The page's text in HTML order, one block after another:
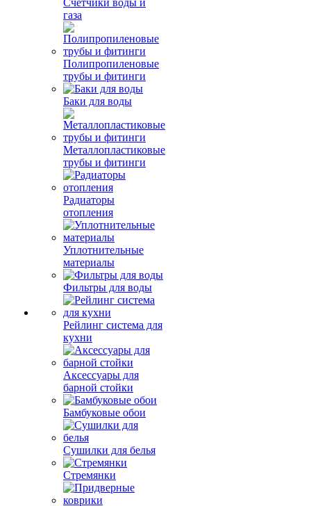
Счетчики воды и
газа
Полипропиленовые
трубы и фитинги
Баки для воды
Металлопластиковые
трубы и фитинги
Радиаторы
отопления
Уплотнительные
материалы
Фильтры для воды
Рейлинг система для
кухни
Аксессуары для
барной стойки
Бамбуковые обои
Сушилки для белья
Стремянки